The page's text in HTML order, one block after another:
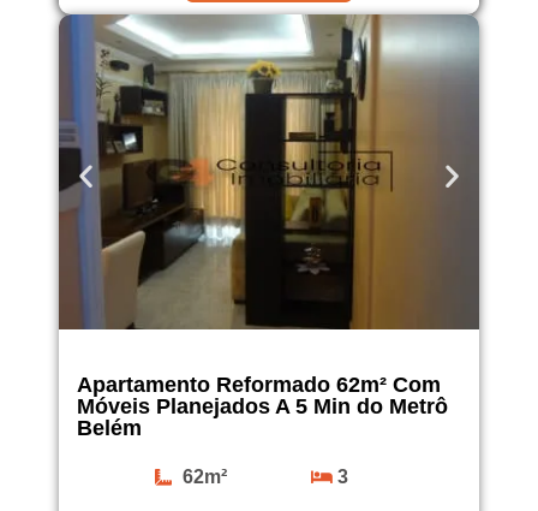
Apartamento Reformado 62m² Com
Móveis Planejados A 5 Min do Metrô
Belém
62m² 3